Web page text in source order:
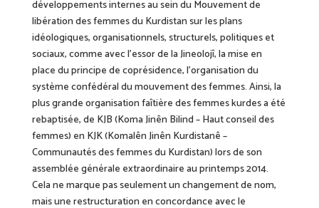
développements internes au sein du Mouvement de
libération des femmesdu Kurdistan sur les plans
idéologiques, organisationnels, structurels, politiques et
sociaux, comme avecl’essor de la Jineolojî, la mise en
place duprincipede coprésidence, l’organisation du
système confédéral du mouvement des femmes.Ainsi, la
plus grande organisation faîtière des femmes kurdesa été
rebaptisée, de KJB (Koma Jinên Bilind – Haut conseil des
femmes) en KJK (Komalên Jinên Kurdistanê –
Communautés des femmes du Kurdistan) lors de son
assemblée générale extraordinaire au printemps 2014.
Cela ne marque pas seulement un changement de nom,
mais une restructuration en concordance avec le